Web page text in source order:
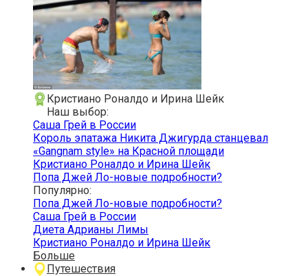
Кристиано Роналдо и Ирина Шейк
Наш выбор:
Саша Грей в России
Король эпатажа Никита Джигурда станцевал
«Gangnam style» на Красной площади
Кристиано Роналдо и Ирина Шейк
Попа Джей Ло-новые подробности?
Популярно:
Попа Джей Ло-новые подробности?
Саша Грей в России
Диета Адрианы Лимы
Кристиано Роналдо и Ирина Шейк
Больше
Путешествия